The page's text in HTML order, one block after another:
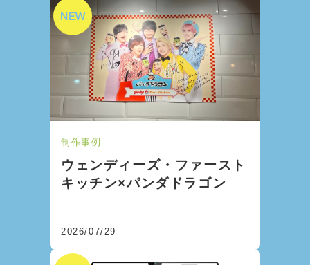
制作事例
ウェンディーズ・ファースト
キッチン×パンダドラゴン
2026/07/29